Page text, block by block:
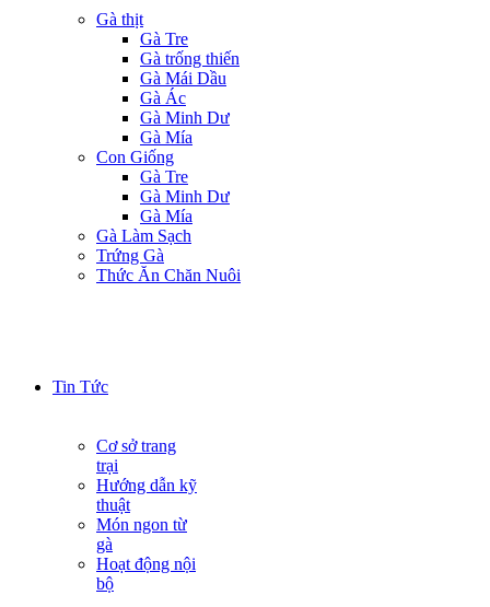
Gà thịt
Gà Tre
Gà trống thiến
Gà Mái Dầu
Gà Ác
Gà Minh Dư
Gà Mía
Con Giống
Gà Tre
Gà Minh Dư
Gà Mía
Gà Làm Sạch
Trứng Gà
Thức Ăn Chăn Nuôi
Tin Tức
Cơ sở trang
trại
Hướng dẫn kỹ
thuật
Món ngon từ
gà
Hoạt động nội
bộ